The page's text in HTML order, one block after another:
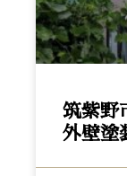
筑紫野
外壁塗